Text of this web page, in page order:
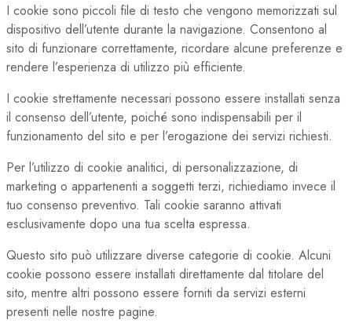
I cookie sono piccoli file di testo che vengono memorizzati sul
dispositivo dell’utente durante la navigazione. Consentono al
sito di funzionare correttamente, ricordare alcune preferenze e
rendere l’esperienza di utilizzo più efficiente.
I cookie strettamente necessari possono essere installati senza
il consenso dell’utente, poiché sono indispensabili per il
funzionamento del sito e per l’erogazione dei servizi richiesti.
Per l’utilizzo di cookie analitici, di personalizzazione, di
marketing o appartenenti a soggetti terzi, richiediamo invece il
tuo consenso preventivo. Tali cookie saranno attivati
esclusivamente dopo una tua scelta espressa.
Questo sito può utilizzare diverse categorie di cookie. Alcuni
cookie possono essere installati direttamente dal titolare del
sito, mentre altri possono essere forniti da servizi esterni
presenti nelle nostre pagine.